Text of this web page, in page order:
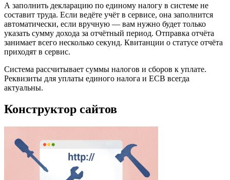
А заполнить декларацию по единому налогу в системе не
составит труда. Если ведёте учёт в сервисе, она заполнится
автоматически, если вручную — вам нужно будет только
указать сумму дохода за отчётный период. Отправка отчёта
занимает всего несколько секунд. Квитанции о статусе отчёта
приходят в сервис.
Система рассчитывает суммы налогов и сборов к уплате.
Реквизиты для уплаты единого налога и ЕСВ всегда
актуальны.
Конструктор сайтов